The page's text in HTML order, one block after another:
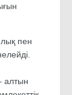
пен
алтын